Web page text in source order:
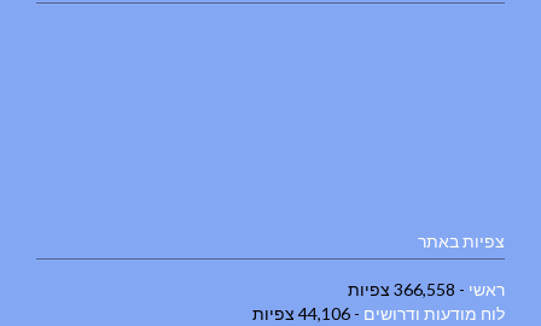
צפיות באתר
ראשי - 366,558 צפיות
לוח מודעות ודרושים - 44,106 צפיות